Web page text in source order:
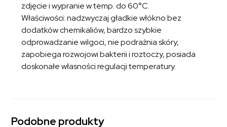
zdjęcie i wypranie w temp. do 60°C.
Właściwości: nadzwyczaj gładkie włókno bez
dodatków chemikaliów, bardzo szybkie
odprowadzanie wilgoci, nie podrażnia skóry,
zapobiega rozwojowi bakterii i roztoczy, posiada
doskonałe własności regulacji temperatury.
Podobne produkty